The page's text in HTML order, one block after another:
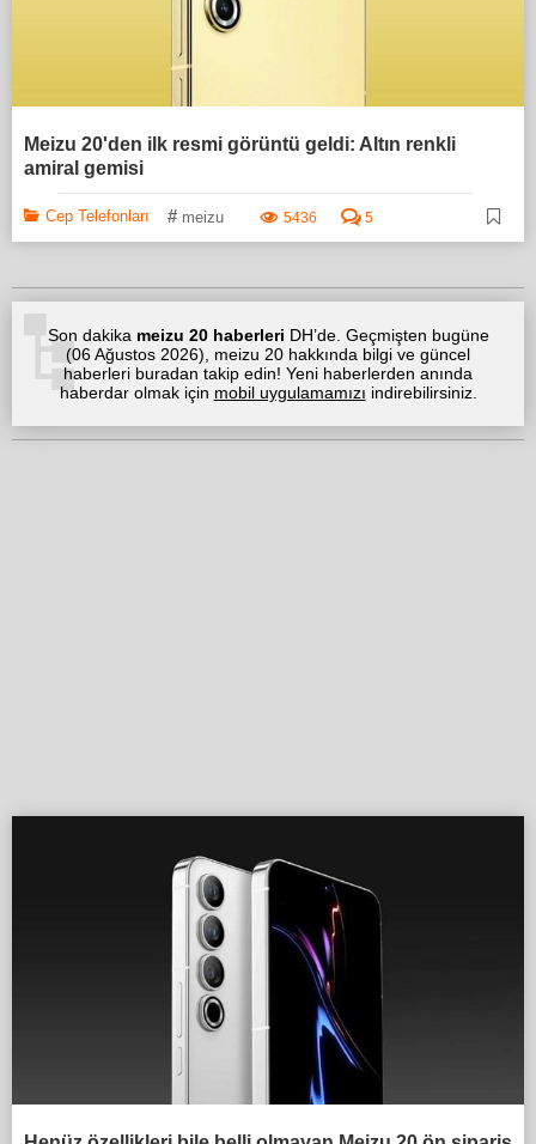
Meizu 20'den ilk resmi görüntü geldi: Altın renkli
amiral gemisi
Cep Telefonları # meizu 5436 5
Son dakika meizu 20 haberleri DH’de. Geçmişten bugüne
(06 Ağustos 2026), meizu 20 hakkında bilgi ve güncel
haberleri buradan takip edin! Yeni haberlerden anında
haberdar olmak için mobil uygulamamızı indirebilirsiniz.